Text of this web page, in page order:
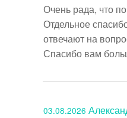
Очень рада, что
Отдельное
отвечают на
Спасибо вам
03.08.2026